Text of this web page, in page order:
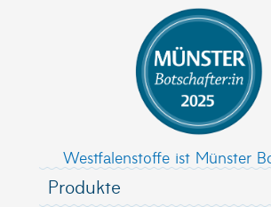
Westfalenstoffe ist Münster
Produkte